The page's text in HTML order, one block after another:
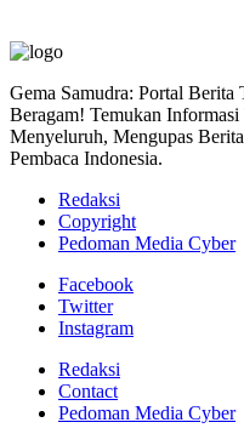
Gema Samudra: Portal Berita
Beragam! Temukan
Menyeluruh, Mengupas
Pembaca Indonesia.
Redaksi
Copyright
Pedoman Media Cyber
Facebook
Twitter
Instagram
Redaksi
Contact
Pedoman Media Cyber